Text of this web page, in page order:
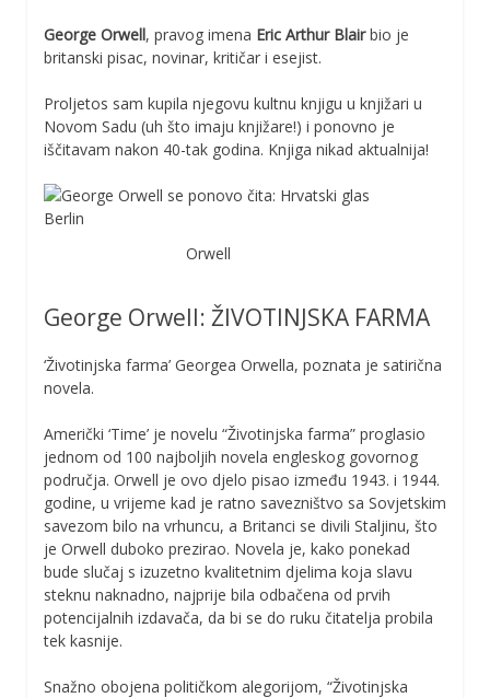
George Orwell, pravog imena Eric Arthur Blairbio je
britanski pisac, novinar, kritičar i esejist.
Proljetos sam kupila njegovu kultnu knjigu u knjižari u
Novom Sadu (uh što imaju knjižare!) i ponovno je
iščitavam nakon 40-tak godina. Knjiga nikad aktualnija!
Orwell
George Orwell: ŽIVOTINJSKA FARMA
‘Životinjska farma’ Georgea Orwella, poznata je satirična
novela.
Američki ‘Time’ je novelu “Životinjska farma” proglasio
jednom od 100 najboljih novela engleskog govornog
područja. Orwell je ovo djelo pisao između 1943. i 1944.
godine, u vrijeme kad je ratno savezništvo sa Sovjetskim
savezom bilo na vrhuncu, a Britanci se divili Staljinu, što
je Orwell duboko prezirao. Novela je, kako ponekad
bude slučaj s izuzetno kvalitetnim djelima koja slavu
steknu naknadno, najprije bila odbačena od prvih
potencijalnih izdavača, da bi se do ruku čitatelja probila
tek kasnije.
Snažno obojena političkom alegorijom, “Životinjska